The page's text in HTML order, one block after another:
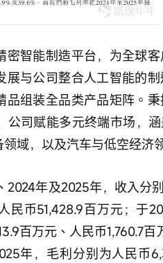
密智能制造平台，为全球
展与公司整合人工智能的
组装全品类产品矩阵。
公司赋能多元终端市场，
域，以及汽车与低空经济
2024年及2025年，收入分
民币51,428.9百万元；于
百万元、人民币1,760.7
年，毛利分别为人民币